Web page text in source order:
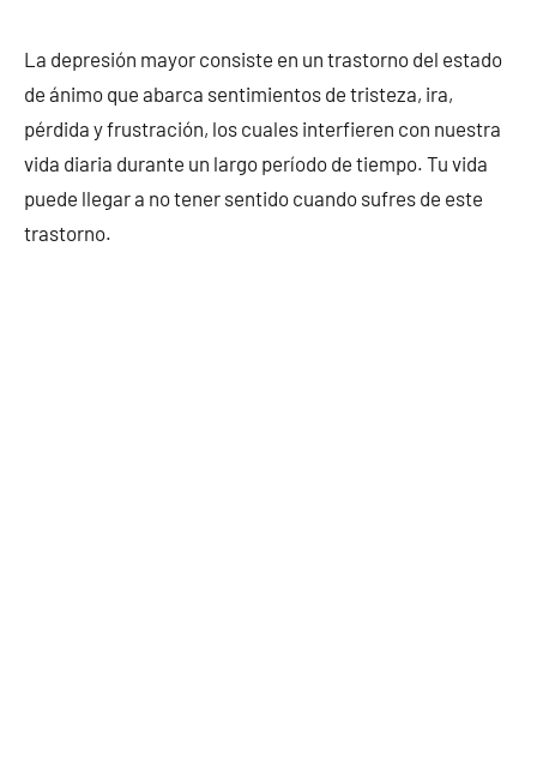
La depresión mayor consiste en un trastorno del estado
de ánimo que abarca sentimientos de tristeza, ira,
pérdida y frustración, los cuales interfieren con nuestra
vida diaria durante un largo período de tiempo. Tu vida
puede llegar a no tener sentido cuando sufres de este
trastorno.